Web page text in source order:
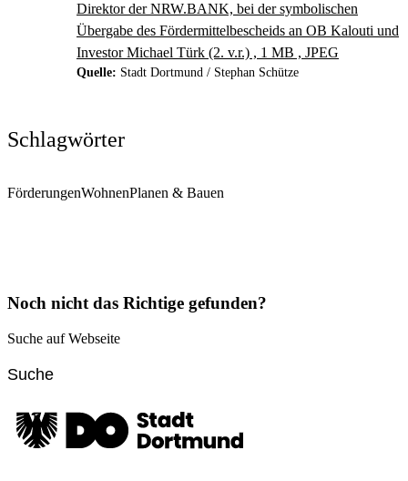
Direktor der NRW.BANK, bei der symbolischen
Übergabe des Fördermittelbescheids an OB Kalouti und
Investor Michael Türk (2. v.r.) , 1 MB , JPEG
Quelle: Stadt Dortmund / Stephan Schütze
Schlagwörter
FörderungenWohnenPlanen & Bauen
Noch nicht das Richtige gefunden?
Suche auf Webseite